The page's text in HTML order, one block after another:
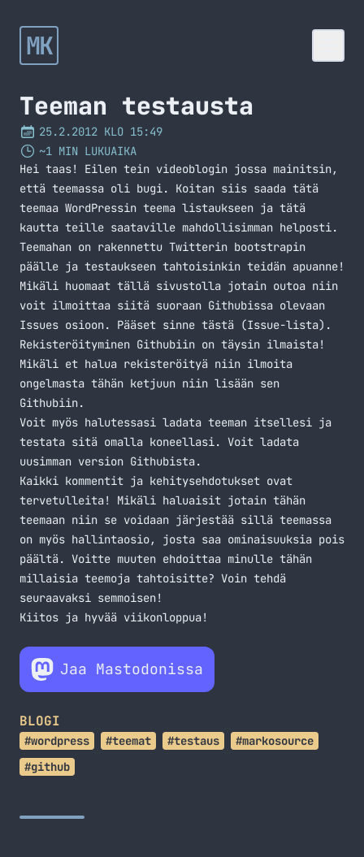
MK
Teeman testausta
25.2.2012 KLO 15:49
~1 MIN LUKUAIKA
Hei taas! Eilen tein videoblogin jossa mainitsin,
että teemassa oli bugi. Koitan siis saada tätä
teemaa WordPressin teema listaukseen ja tätä
kautta teille saataville mahdollisimman helposti.
Teemahan on rakennettu Twitterin bootstrapin
päälle ja testaukseen tahtoisinkin teidän apuanne!
Mikäli huomaat tällä sivustolla jotain outoa niin
voit ilmoittaa siitä suoraan Githubissa olevaan
Issues osioon. Pääset sinne tästä (Issue-lista).
Rekisteröityminen Githubiin on täysin ilmaista!
Mikäli et halua rekisteröityä niin ilmoita
ongelmasta tähän ketjuun niin lisään sen
Githubiin.
Voit myös halutessasi ladata teeman itsellesi ja
testata sitä omalla koneellasi. Voit ladata
uusimman version Githubista.
Kaikki kommentit ja kehitysehdotukset ovat
tervetulleita! Mikäli haluaisit jotain tähän
teemaan niin se voidaan järjestää sillä teemassa
on myös hallintaosio, josta saa ominaisuuksia pois
päältä. Voitte muuten ehdoittaa minulle tähän
millaisia teemoja tahtoisitte? Voin tehdä
seuraavaksi semmoisen!
Kiitos ja hyvää viikonloppua!
Jaa Mastodonissa
BLOGI
#wordpress #teemat #testaus
#markosource
#github